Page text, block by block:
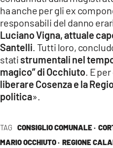
TAG CONSIGLIO COMUNALE ·
MARIO OCCHIUTO · REGIONE
ha anche per gli ex
responsabili del danno
Luciano Vigna, attuale
Santelli . Tutti loro,
stati strumentali nel
magico” di Occhiuto . E
liberare Cosenza e la
politica».